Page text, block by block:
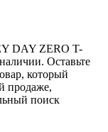
DAY ZERO T-
Оставьте
который
продаже,
поиск